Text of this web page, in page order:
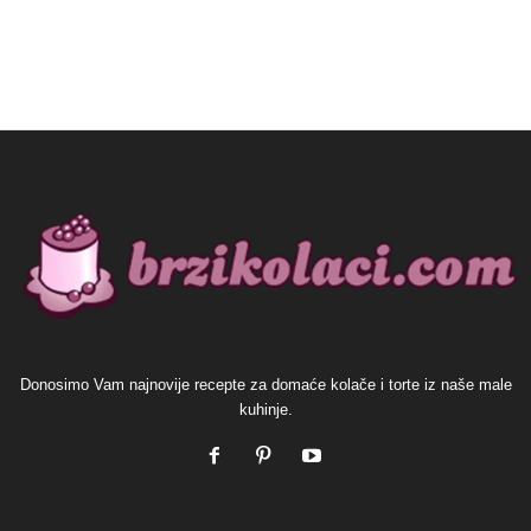
Donosimo Vam najnovije recepte za domaće kolače i torte iz naše male
kuhinje.